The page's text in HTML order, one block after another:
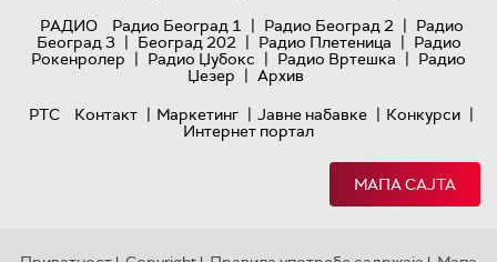
РАДИО
Радио Београд 1 | Радио Београд 2 | Радио
Београд 3 | Београд 202 | Радио Плетеница | Радио
Рокенролер | Радио Џубокс | Радио Вртешка | Радио
Џезер | Архив
РТС
Контакт | Маркетинг | Јавне набавке | Конкурси |
Интернет портал
МАПА САЈТА